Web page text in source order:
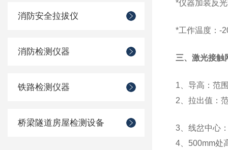
消防安全拉拔仪
消防检测仪器
铁路检测仪器
桥梁隧道房屋检测设备
*仪器加装反
*工作温度：-
三、激光接触
1、导高：范
2、拉出值：
3、线岔中心
4、500mm处